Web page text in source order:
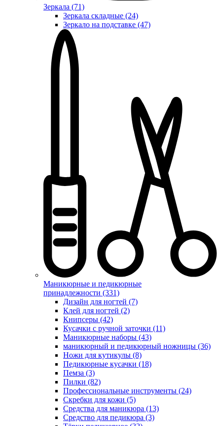
Зеркала (71)
Зеркала складные (24)
Зеркало на подставке (47)
Маникюрные и педикюрные
принадлежности (331)
Дизайн для ногтей (7)
Клей для ногтей (2)
Книпсеры (42)
Кусачки с ручной заточки (11)
Маникюрные наборы (43)
маникюрный и педикюрный ножницы (36)
Ножи для кутикулы (8)
Педикюрные кусачки (18)
Пемза (3)
Пилки (82)
Профессиональные инструменты (24)
Скребки для кожи (5)
Средства для маникюра (13)
Средство для педикюра (3)